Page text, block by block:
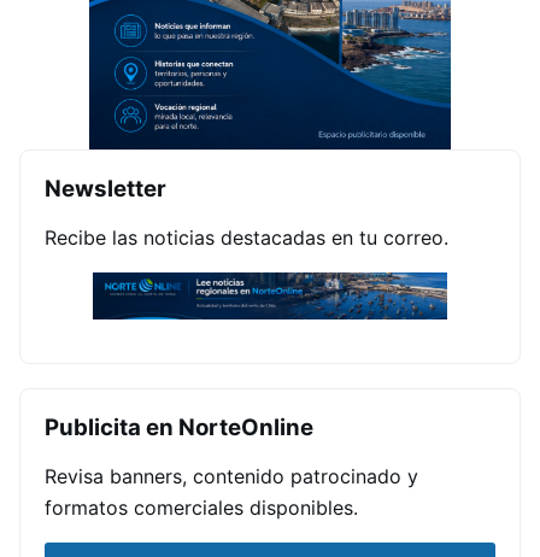
Newsletter
Recibe las noticias destacadas en tu correo.
Publicita en NorteOnline
Revisa banners, contenido patrocinado y
formatos comerciales disponibles.